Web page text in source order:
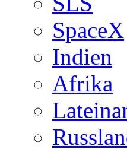
SpaceX
Indien
Afrika